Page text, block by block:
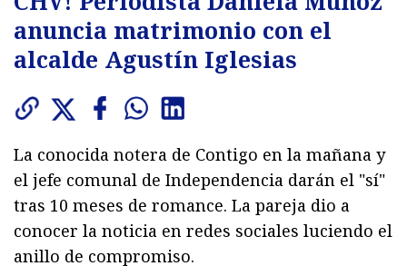
anuncia matrimonio con el
alcalde Agustín Iglesias
La conocida notera de Contigo en la mañana y
el jefe comunal de Independencia darán el "sí"
tras 10 meses de romance. La pareja dio a
conocer la noticia en redes sociales luciendo el
anillo de compromiso.